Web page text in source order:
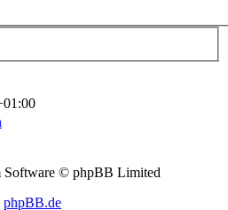
Software © phpBB Limited
phpBB.de